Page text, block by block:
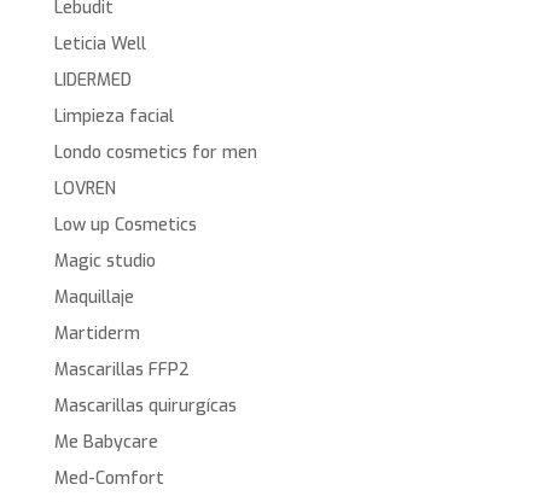
Lebudit
Leticia Well
LIDERMED
Limpieza facial
Londo cosmetics for men
LOVREN
Low up Cosmetics
Magic studio
Maquillaje
Martiderm
Mascarillas FFP2
Mascarillas quirurgícas
Me Babycare
Med-Comfort